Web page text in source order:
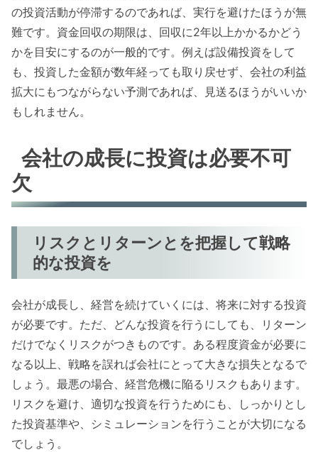
の投資活動が停滞するのであれば、実行を避けたほうが無
難です。資金回収の期限は、回収に2年以上かかるかどう
かを目安にするのが一般的です。例えば設備投資をして
も、投資した金額が数年経っても取り戻せず、会社の利益
拡大にもつながらない予測であれば、見送るほうがいいか
もしれません。
会社の成長に投資は必要不可
欠
リスクとリターンとを把握して戦略
的な投資を
会社が成長し、経営を続けていくには、将来に対する投資
が必要です。ただ、どんな投資を行うにしても、リターン
だけでなくリスクがつきものです。ある程度資金が必要に
なる以上、戦略を誤れば会社にとって大きな損失となるで
しょう。最悪の場合、経営危機に陥るリスクもあります。
リスクを避け、適切な投資を行うためにも、しっかりとし
た投資基準や、シミュレーションを行うことが大切になる
でしょう。